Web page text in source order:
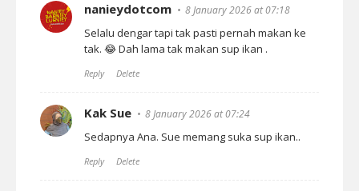
nanieydotcom 8 January 2026 at 07:18
Selalu dengar tapi tak pasti pernah makan ke
tak. 😂 Dah lama tak makan sup ikan .
Reply Delete
Kak Sue 8 January 2026 at 07:24
Sedapnya Ana. Sue memang suka sup ikan..
Reply Delete